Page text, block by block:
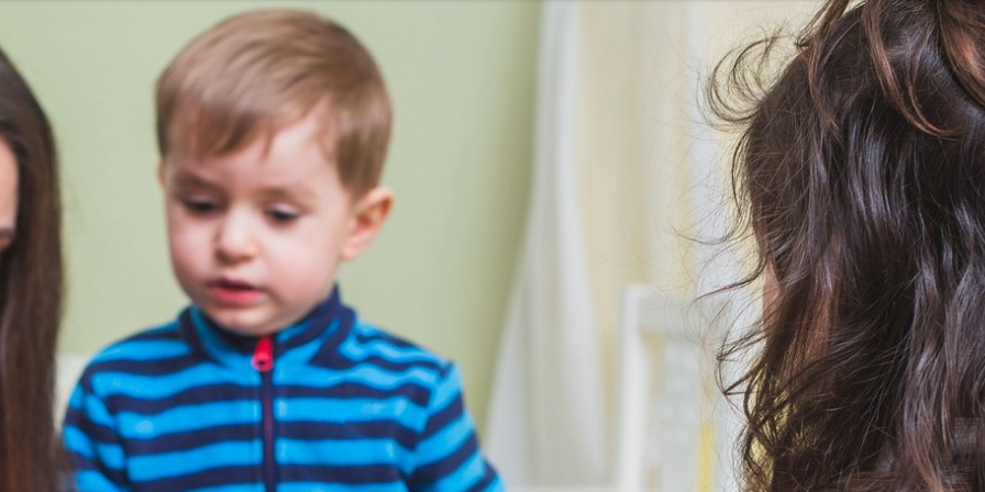
IRON MOUNTAIN POLSKA NEW WORK
PIZZAPORTAL.PL MAXIBIOTIC OCUVITE
EKTIN
ROMET SANOFI KRAJOWA RZEMIEŚLNICZA IZBA OPTYCZNA CENTRUM MEDYCZNE DAMIANA
VENOFLEX
TERAPIA REZONANSEM MAGNETYCZNYM - MBST
AG MOTORS
LORUS CONTIGO ZAMEK TOPACZ
MOMME ALKEMIE SZPITAL MEDICOVER
GORENJE
POKONAJ ZAĆMĘ, POPRAW WIDZENIE GÓRNOŚLĄSKO-ZAGŁĘBIOWSKA METROPOLIA
STETHOME
PHARMENA BETHRU FUNDACJA NAGLE SAMI
MERCEDES
CARSHARING BUDVAR ŁÓDŹ KALISKA PRIME SPANISH PROPERTIES
SPEDIMO
COLOSTRUM CARLSBERG GEN4GEN BEKO
TDJ ESTATE
UNILEVER HUMAN ANSWER INSTITUTE PIERRE FABRE ORAL CARE LIBERTY INVESTMENTS
ESSENDI
COMPANY PSTRYK